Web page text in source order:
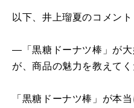
以下、井上瑠夏のコメン
―「黒糖ドーナツ棒」が
が、商品の魅力を教えてく
「黒糖ドーナツ棒」が本